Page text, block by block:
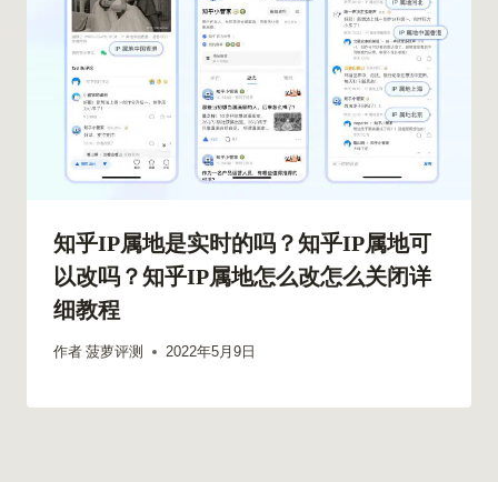
知乎IP属地是实时的吗？知乎IP属地可
以改吗？知乎IP属地怎么改怎么关闭详
细教程
作者 菠萝评测 2022年5月9日